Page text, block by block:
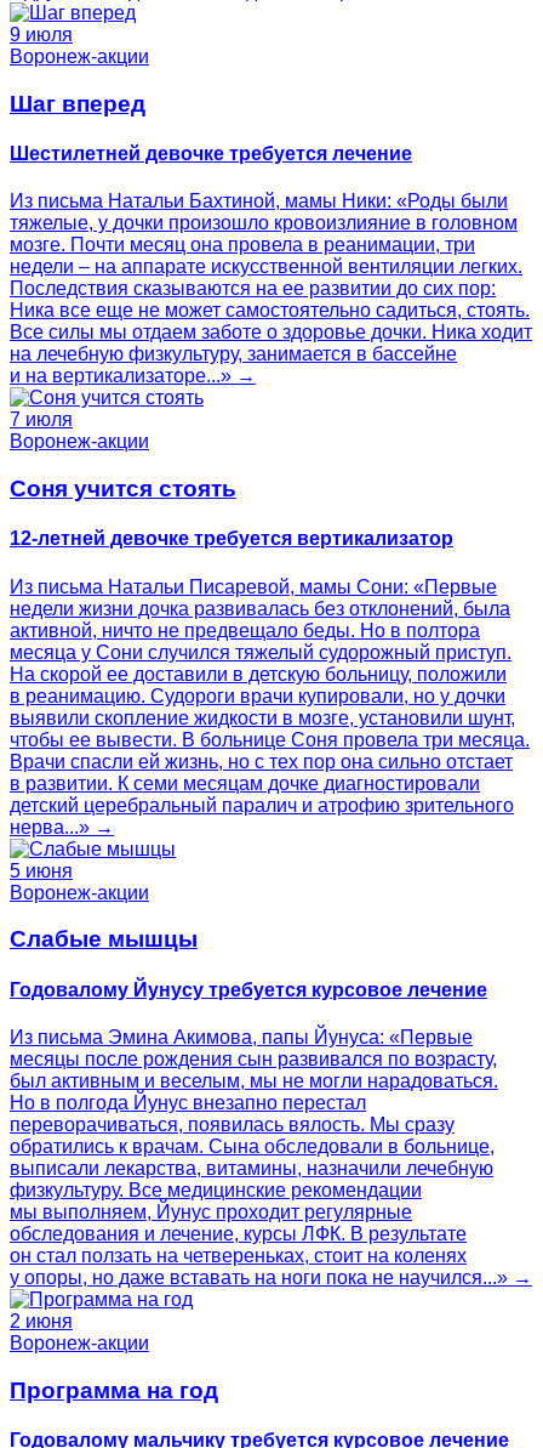
9 июля
Воронеж-акции
Шаг вперед
Шестилетней девочке требуется лечение
Из письма Натальи Бахтиной, мамы Ники: «Роды были
тяжелые, у дочки произошло кровоизлияние в головном
мозге. Почти месяц она провела в реанимации, три
недели – на аппарате искусственной вентиляции легких.
Последствия сказываются на ее развитии до сих пор:
Ника все еще не может самостоятельно садиться, стоять.
Все силы мы отдаем заботе о здоровье дочки. Ника ходит
на лечебную физкультуру, занимается в бассейне
и на вертикализаторе...» →
7 июля
Воронеж-акции
Соня учится стоять
12-летней девочке требуется вертикализатор
Из письма Натальи Писаревой, мамы Сони: «Первые
недели жизни дочка развивалась без отклонений, была
активной, ничто не предвещало беды. Но в полтора
месяца у Сони случился тяжелый судорожный приступ.
На скорой ее доставили в детскую больницу, положили
в реанимацию. Судороги врачи купировали, но у дочки
выявили скопление жидкости в мозге, установили шунт,
чтобы ее вывести. В больнице Соня провела три месяца.
Врачи спасли ей жизнь, но с тех пор она сильно отстает
в развитии. К семи месяцам дочке диагностировали
детский церебральный паралич и атрофию зрительного
нерва...» →
5 июня
Воронеж-акции
Слабые мышцы
Годовалому Йунусу требуется курсовое лечение
Из письма Эмина Акимова, папы Йунуса: «Первые
месяцы после рождения сын развивался по возрасту,
был активным и веселым, мы не могли нарадоваться.
Но в полгода Йунус внезапно перестал
переворачиваться, появилась вялость. Мы сразу
обратились к врачам. Сына обследовали в больнице,
выписали лекарства, витамины, назначили лечебную
физкультуру. Все медицинские рекомендации
мы выполняем, Йунус проходит регулярные
обследования и лечение, курсы ЛФК. В результате
он стал ползать на четвереньках, стоит на коленях
у опоры, но даже вставать на ноги пока не научился...» →
2 июня
Воронеж-акции
Программа на год
Годовалому мальчику требуется курсовое лечение